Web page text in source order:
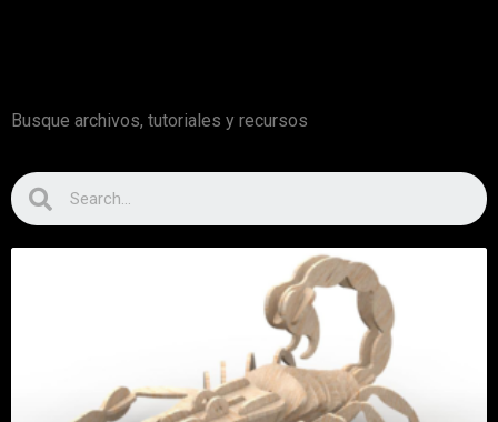
Busque archivos, tutoriales y recursos